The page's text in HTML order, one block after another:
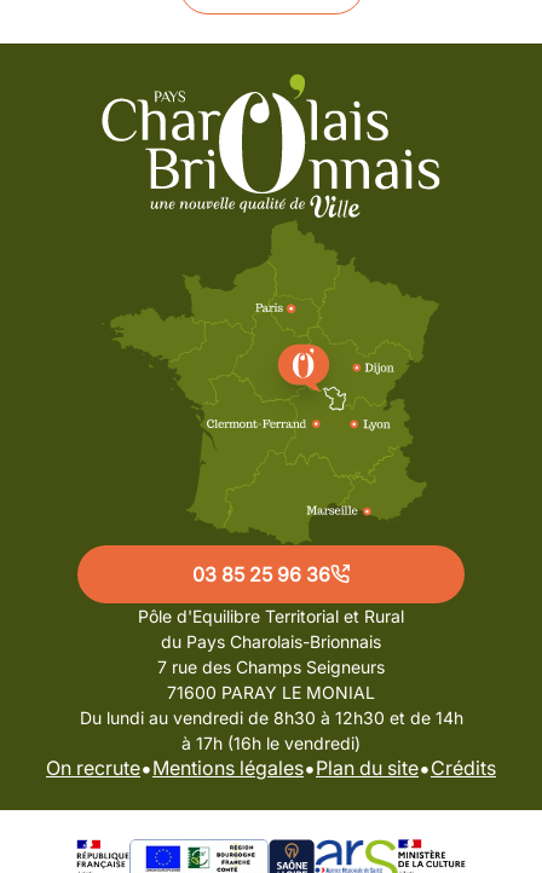
03 85 25 96 36
Pôle d'Equilibre Territorial et Rural
du Pays Charolais-Brionnais
7 rue des Champs Seigneurs
71600 PARAY LE MONIAL
Du lundi au vendredi de 8h30 à 12h30 et de 14h
à 17h (16h le vendredi)
On recrute•Mentions légales•Plan du site•Crédits